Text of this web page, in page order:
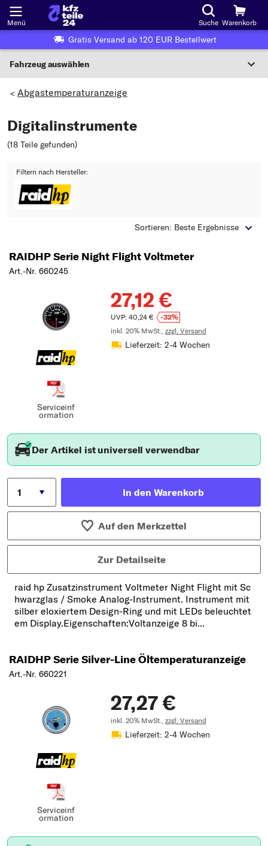
Menü Suche Warenkorb
Gratis Versand ab 120 EUR Bestellwert
Fahrzeug auswählen
Wo finde ich die?
Oder Fahrzeugauswahl nach Kriterien:
Typ wählen
> Abgastemperaturanzeige
Digitalinstrumente
(18 Teile gefunden)
Filtern nach Hersteller:
Sortieren: Beste Ergebnisse
RAIDHP Serie Night Flight Voltmeter
Art.-Nr. 660245
Serviceinf
ormation
27,12 €
UVP: 40,24 €
-32%
inkl. 20% MwSt., zzgl. Versand
Lieferzeit: 2-4 Wochen
Der Artikel ist universell verwendbar
In den Warenkorb
Auf den Merkzettel
Zur Detailseite
raid hp Zusatzinstrument Voltmeter Night Flight mit Sc
hwarzglas / Smoke Analog-Instrument. Instrument mit
silber eloxiertem Design-Ring und mit LEDs beleuchtet
em Display.Eigenschaften:Voltanzeige 8 bi...
RAIDHP Serie Silver-Line Öltemperaturanzeige
Art.-Nr. 660221
Serviceinf
ormation
27,27 €
inkl. 20% MwSt., zzgl. Versand
Lieferzeit: 2-4 Wochen